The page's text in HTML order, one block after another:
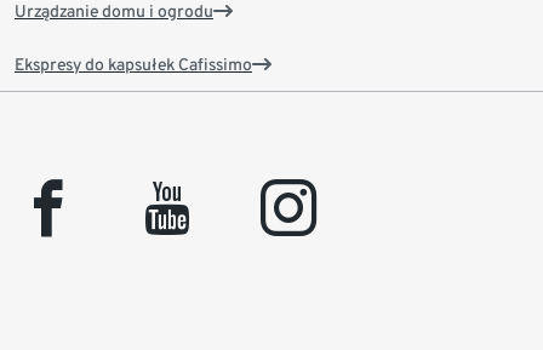
Urządzanie domu i ogrodu
Ekspresy do kapsułek Cafissimo
facebook youtube instagram